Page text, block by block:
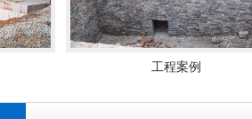
工程案例